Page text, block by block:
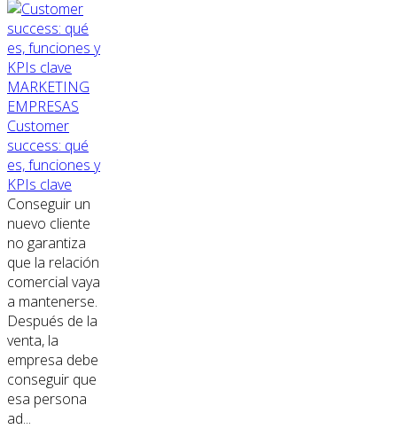
MARKETING
EMPRESAS
Customer
success: qué
es, funciones y
KPIs clave
Conseguir un
nuevo cliente
no garantiza
que la relación
comercial vaya
a mantenerse.
Después de la
venta, la
empresa debe
conseguir que
esa persona
ad...